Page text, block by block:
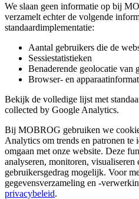
We slaan geen informatie op bij
verzamelt echter de volgende
standaardimplementatie:
Aantal gebruikers die de
Sessiestatistieken
Benaderende geolocatie van
Browser- en
Bekijk de volledige lijst met
collected by Google Analytics.
Bij MOBROG gebruiken we
Analytics om trends en patronen te
omgaan met onze website. Deze
analyseren, monitoren, visualiseren
gebruikersgedrag mogelijk. Voor
gegevensverzameling en -
privacybeleid.